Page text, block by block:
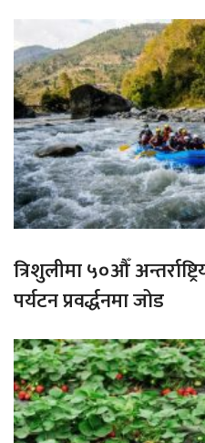
त्रिशुलीमा ५०औँ
पर्यटन प्रवर्द्धनमा जोड